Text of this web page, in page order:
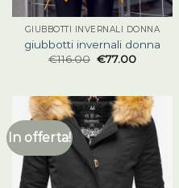
GIUBBOTTI INVERNALI DONNA
giubbotti invernali donna
€116.00 €77.00
In offerta!